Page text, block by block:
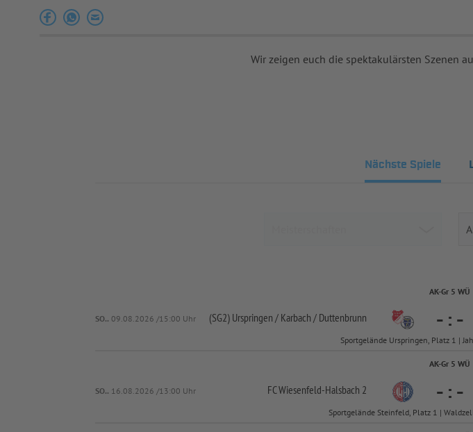
Wir zeigen euch die spektakulärsten Szenen
Nächste Spiele
AK-Gr 5 WÜ
SO.. 09.08.2026 /15:00 Uhr (SG2) Urspringen / Karbach / Duttenbrunn - : -
Sportgelände Urspringen, Platz 1 |
AK-Gr 5 WÜ
SO.. 16.08.2026 /13:00 Uhr FC Wiesenfeld-Halsbach 2 - : -
Sportgelände Steinfeld, Platz 1 |